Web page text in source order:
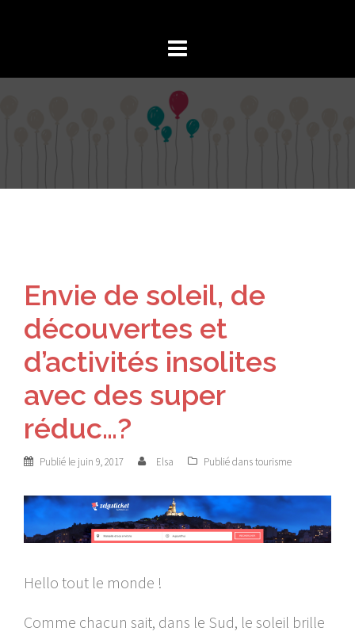
Envie de soleil, de
découvertes et
d’activités insolites
avec des super
réduc…?
Publié le juin 9, 2017 Elsa Publié danstourisme
Hello tout le monde !
Comme chacun sait, dans le Sud, le soleil brille